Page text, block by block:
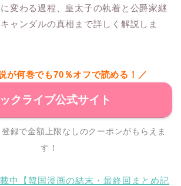
変わる過程、皇太子の執着と公爵家継
ャンダルの真相まで詳しく解説しま
が何巻でも70％オフで読める！／
クライブ公式サイト
録で金額上限なしのクーポンがもらえま
す！
中【韓国漫画の結末・最終回まとめ記